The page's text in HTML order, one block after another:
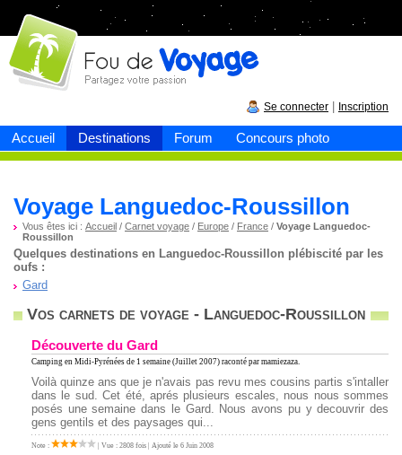
Accueil Destinations Forum Concours photo
Fou devoyage
Se connecter Inscription
Voyage Languedoc-Roussillon
Vous êtes ici : Accueil / Carnet voyage / Europe / France / Voyage Languedoc-
Roussillon
Quelques destinations en Languedoc-Roussillon plébiscité par les
oufs :
Gard
Vos carnets de voyage - Languedoc-Roussillon
Découverte du Gard
Camping en Midi-Pyrénées de 1 semaine (Juillet 2007) raconté par mamiezaza.
Voilà quinze ans que je n'avais pas revu mes cousins partis s'intaller
dans le sud. Cet été, aprés plusieurs escales, nous nous sommes
posés une semaine dans le Gard. Nous avons pu y decouvrir des
gens gentils et des paysages qui...
Note : | Vue : 2808 fois | Ajouté le 6 Juin 2008